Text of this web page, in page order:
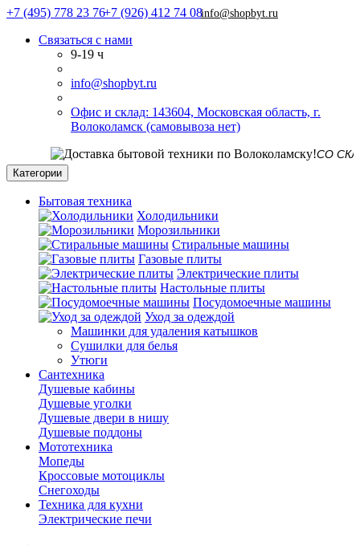
+7 (495) 778 23 76+7 (926) 412 74 08info@shopbyt.ru
Связаться с нами
9-19 ч
info@shopbyt.ru
Офис и склад: 143604, Московская область, г.
Волоколамск (самовывоза нет)
СО СКЛАДА В
Категории
Бытовая техника
Холодильники
Морозильники
Стиральные машины
Газовые плиты
Электрические плиты
Настольные плиты
Посудомоечные машины
Уход за одеждой
Машинки для удаления катышков
Сушилки для белья
Утюги
Сантехника
Душевые кабины
Душевые уголки
Душевые двери в нишу
Душевые поддоны
Мототехника
Мопеды
Кроссовые мотоциклы
Снегоходы
Техника для кухни
Электрические печи